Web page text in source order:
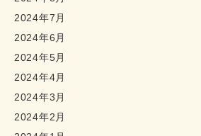
2024年7月
2024年6月
2024年5月
2024年4月
2024年3月
2024年2月